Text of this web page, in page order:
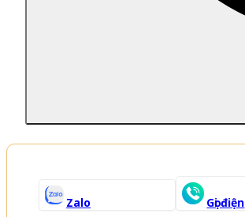
Zalo Gọi điện